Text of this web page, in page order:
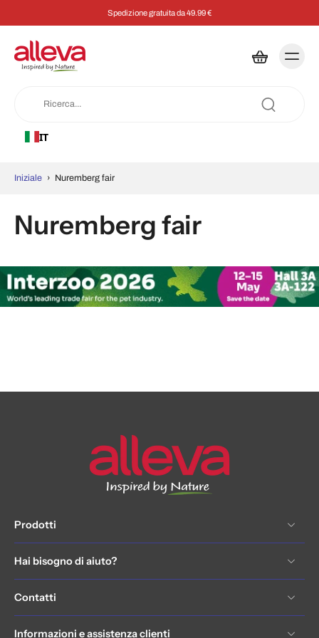
Spedizione gratuita da 49.99 €
IT
Iniziale › Nuremberg fair
Nuremberg fair
Prodotti
Hai bisogno di aiuto?
Contatti
Informazioni e assistenza clienti